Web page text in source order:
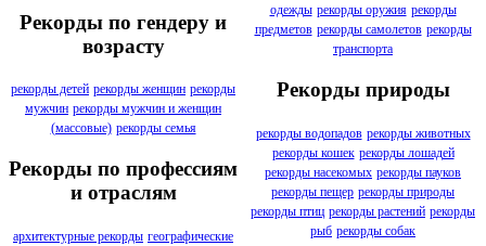
Рекорды по гендеру и
возрасту
рекорды детей рекорды женщин рекорды
мужчин рекорды мужчин и женщин
(массовые) рекорды семья
Рекорды по профессиям
и отраслям
архитектурные рекорды географические
одежды рекорды оружия рекорды
предметов рекорды самолетов рекорды
транспорта
Рекорды природы
рекорды водопадов рекорды животных
рекорды кошек рекорды лошадей
рекорды насекомых рекорды пауков
рекорды пещер рекорды природы
рекорды птиц рекорды растений рекорды
рыб рекорды собак